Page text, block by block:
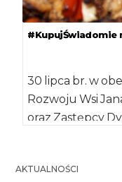
#KupujŚwiadomie
30 lipca br. w
Rozwoju Wsi
oraz Zastępcy
AKTUALNOŚCI